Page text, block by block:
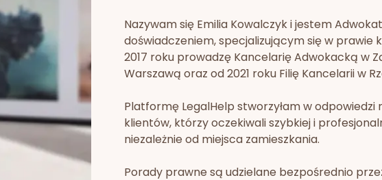
Nazywam się Emilia Kowalczyk i jestem
doświadczeniem, specjalizującym się w prawie
2017 roku prowadzę Kancelarię Adwokacką w
Warszawą oraz od 2021 roku Filię Kancelarii w
Platformę LegalHelp stworzyłam w
klientów, którzy oczekiwali szybkiej i
niezależnie od miejsca zamieszkania.
Porady prawne są udzielane bezpośrednio